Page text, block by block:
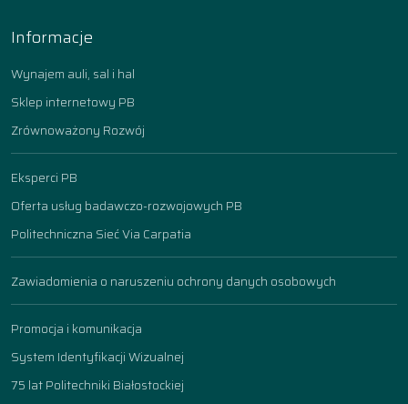
Informacje
Wynajem auli, sal i hal
Sklep internetowy PB
Zrównoważony Rozwój
Eksperci PB
Oferta usług badawczo-rozwojowych PB
Politechniczna Sieć Via Carpatia
Zawiadomienia o naruszeniu ochrony danych osobowych
Promocja i komunikacja
System Identyfikacji Wizualnej
75 lat Politechniki Białostockiej